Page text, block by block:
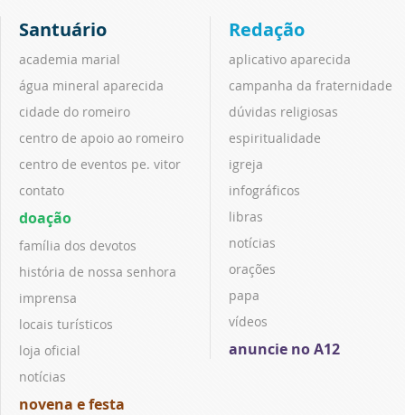
Santuário
academia marial
água mineral aparecida
cidade do romeiro
centro de apoio ao romeiro
centro de eventos pe. vitor
contato
doação
família dos devotos
história de nossa senhora
imprensa
locais turísticos
loja oficial
notícias
novena e festa
Redação
aplicativo aparecida
campanha da fraternidade
dúvidas religiosas
espiritualidade
igreja
infográficos
libras
notícias
orações
papa
vídeos
anuncie no A12